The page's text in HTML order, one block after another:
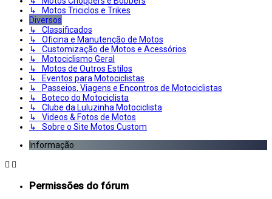
↳ Motos Triciclos e Trikes
Diversos
↳ Classificados
↳ Oficina e Manutenção de Motos
↳ Customização de Motos e Acessórios
↳ Motociclismo Geral
↳ Motos de Outros Estilos
↳ Eventos para Motociclistas
↳ Passeios, Viagens e Encontros de Motociclistas
↳ Boteco do Motociclista
↳ Clube da Luluzinha Motociclista
↳ Videos & Fotos de Motos
↳ Sobre o Site Motos Custom
Informação
Permissões do fórum